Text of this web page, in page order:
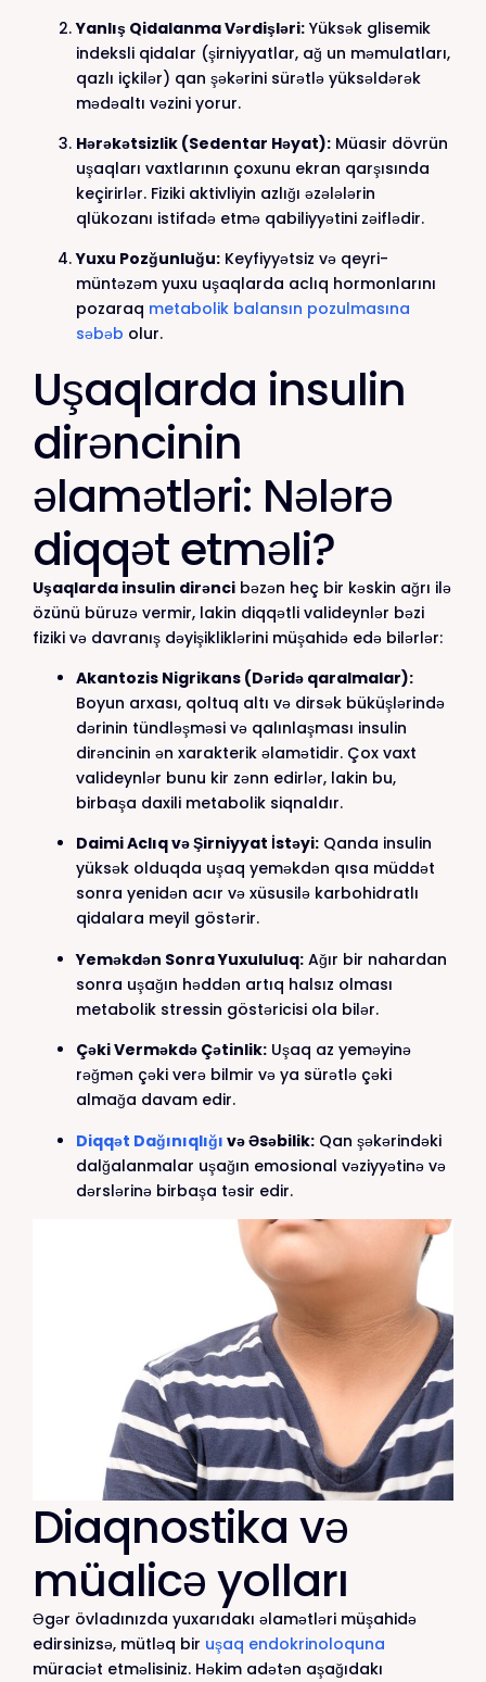
Yanlış Qidalanma Vərdişləri: Yüksək glisemik
indeksli qidalar (şirniyyatlar, ağ un məmulatları,
qazlı içkilər) qan şəkərini sürətlə yüksəldərək
mədəaltı vəzini yorur.
Hərəkətsizlik (Sedentar Həyat): Müasir dövrün
uşaqları vaxtlarının çoxunu ekran qarşısında
keçirirlər. Fiziki aktivliyin azlığı əzələlərin
qlükozanı istifadə etmə qabiliyyətini zəiflədir.
Yuxu Pozğunluğu: Keyfiyyətsiz və qeyri-
müntəzəm yuxu uşaqlarda aclıq hormonlarını
pozaraq metabolik balansın pozulmasına
səbəb olur.
Uşaqlarda insulin
dirəncinin
əlamətləri: Nələrə
diqqət etməli?
Uşaqlarda insulin dirənci bəzən heç bir kəskin ağrı ilə
özünü büruzə vermir, lakin diqqətli valideynlər bəzi
fiziki və davranış dəyişikliklərini müşahidə edə bilərlər:
Akantozis Nigrikans (Dəridə qaralmalar):
Boyun arxası, qoltuq altı və dirsək büküşlərində
dərinin tündləşməsi və qalınlaşması insulin
dirəncinin ən xarakterik əlamətidir. Çox vaxt
valideynlər bunu kir zənn edirlər, lakin bu,
birbaşa daxili metabolik siqnaldır.
Daimi Aclıq və Şirniyyat İstəyi: Qanda insulin
yüksək olduqda uşaq yeməkdən qısa müddət
sonra yenidən acır və xüsusilə karbohidratlı
qidalara meyil göstərir.
Yeməkdən Sonra Yuxululuq: Ağır bir nahardan
sonra uşağın həddən artıq halsız olması
metabolik stressin göstəricisi ola bilər.
Çəki Verməkdə Çətinlik: Uşaq az yeməyinə
rəğmən çəki verə bilmir və ya sürətlə çəki
almağa davam edir.
Diqqət Dağınıqlığı və Əsəbilik: Qan şəkərindəki
dalğalanmalar uşağın emosional vəziyyətinə və
dərslərinə birbaşa təsir edir.
Diaqnostika və
müalicə yolları
Əgər övladınızda yuxarıdakı əlamətləri müşahidə
edirsinizsə, mütləq bir uşaq endokrinoloquna
müraciət etməlisiniz. Həkim adətən aşağıdakı